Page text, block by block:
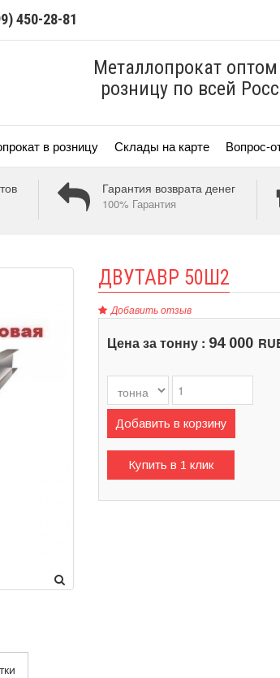
450-28-81
Металлопрокат
розницу по всей
в розницу Склады на карте Вопрос-
Гарантия возврата денег
100% Гарантия
ДВУТАВР 50Ш2
Добавить отзыв
Цена за тонну : 94 000
Добавить в корзину
Купить в 1 клик